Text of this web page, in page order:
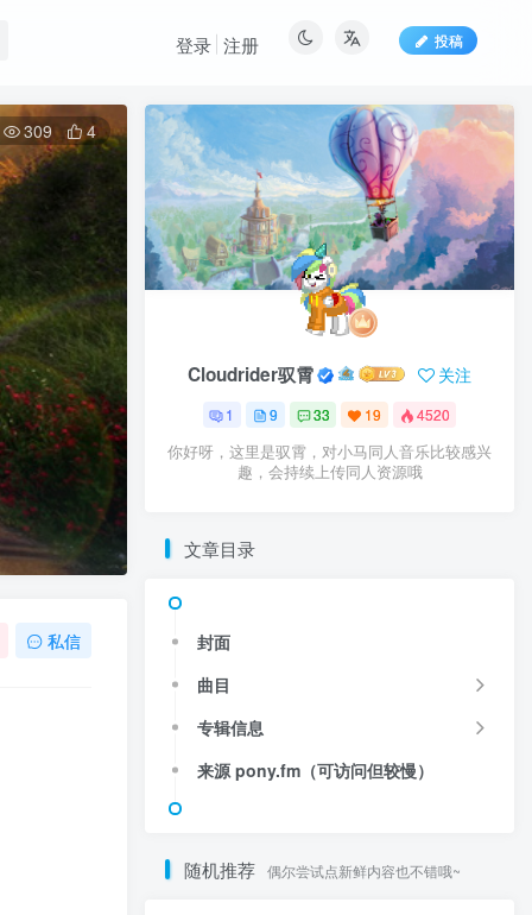
投稿
登录 注册
309 4
私信
Cloudrider驭霄 关注
1 9 33 19 4520
你好呀，这里是驭霄，对小马同人音乐比较感兴
趣，会持续上传同人资源哦
文章目录
封面
曲目
专辑信息
来源 pony.fm（可访问但较慢）
随机推荐 偶尔尝试点新鲜内容也不错哦~